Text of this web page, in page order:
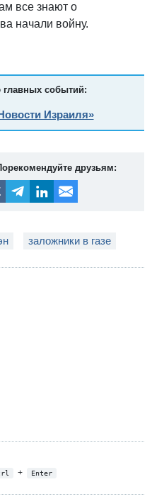
все знают о
начали войну.
главных событий:
Израиля»
друзьям:
заложники в газе
+ Enter